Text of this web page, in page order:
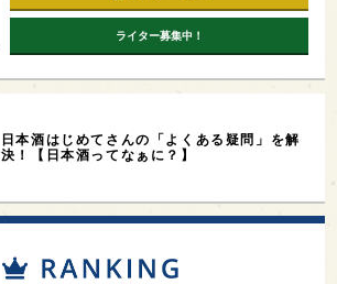
ライター募集中！
日本酒はじめてさんの「よくある疑問」を解
決！【日本酒ってなぁに？】